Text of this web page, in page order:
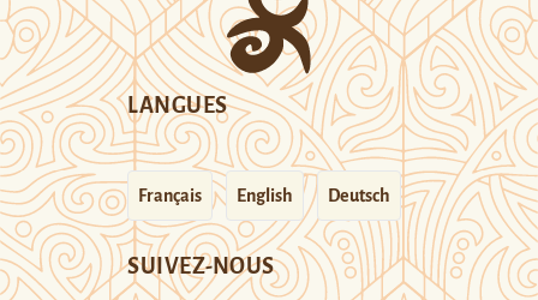
LANGUES
Français English Deutsch
SUIVEZ-NOUS